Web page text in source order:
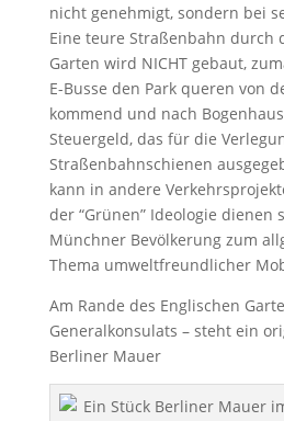
nicht genehmigt, sondern bei
Eine teure Straßenbahn durch
Garten wird NICHT gebaut,
E-Busse den Park queren von
kommend und nach
Steuergeld, das für die
Straßenbahnschienen
kann in andere
der “Grünen” Ideologie dienen
Münchner Bevölkerung zum
Thema umweltfreundlicher
Am Rande des Englischen
Generalkonsulats – steht ein
Berliner Mauer